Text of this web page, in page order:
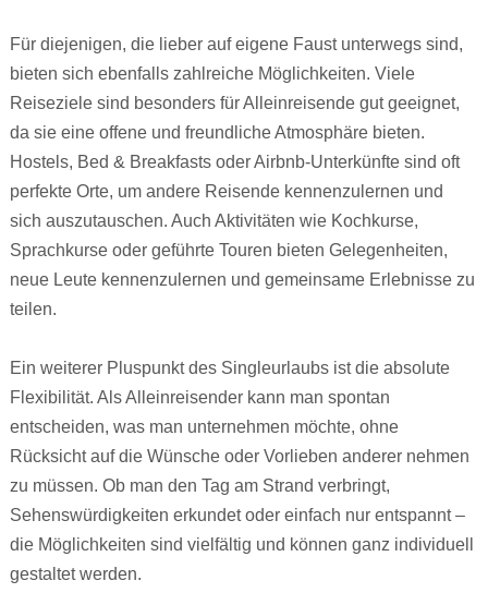
Für diejenigen, die lieber auf eigene Faust unterwegs sind,
bieten sich ebenfalls zahlreiche Möglichkeiten. Viele
Reiseziele sind besonders für Alleinreisende gut geeignet,
da sie eine offene und freundliche Atmosphäre bieten.
Hostels, Bed & Breakfasts oder Airbnb-Unterkünfte sind oft
perfekte Orte, um andere Reisende kennenzulernen und
sich auszutauschen. Auch Aktivitäten wie Kochkurse,
Sprachkurse oder geführte Touren bieten Gelegenheiten,
neue Leute kennenzulernen und gemeinsame Erlebnisse zu
teilen.
Ein weiterer Pluspunkt des Singleurlaubs ist die absolute
Flexibilität. Als Alleinreisender kann man spontan
entscheiden, was man unternehmen möchte, ohne
Rücksicht auf die Wünsche oder Vorlieben anderer nehmen
zu müssen. Ob man den Tag am Strand verbringt,
Sehenswürdigkeiten erkundet oder einfach nur entspannt –
die Möglichkeiten sind vielfältig und können ganz individuell
gestaltet werden.